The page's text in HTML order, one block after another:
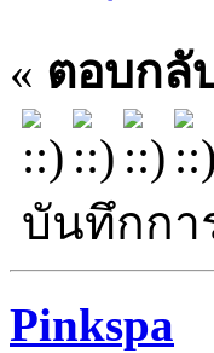
« ตอบกลั
บันทึกกา
Pinkspa